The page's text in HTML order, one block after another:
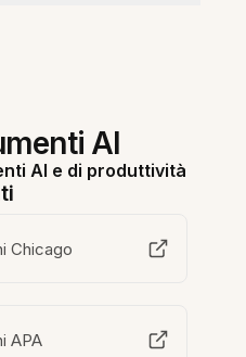
AI
AI e di produttività
Chicago
APA